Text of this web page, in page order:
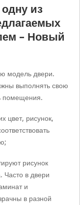
из
– Новый
модель двери.
выполнять свою
помещения.
цвет, рисунок,
рисунок
Часто в двери
и
в разной